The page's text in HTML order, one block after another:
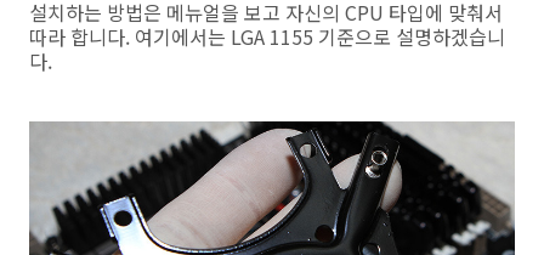
설치하는 방법은 메뉴얼을 보고 자신의 CPU 타입에 맞춰서
따라 합니다. 여기에서는 LGA 1155 기준으로 설명하겠습니
다.